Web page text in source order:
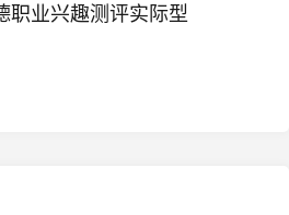
职业兴趣测评实际型